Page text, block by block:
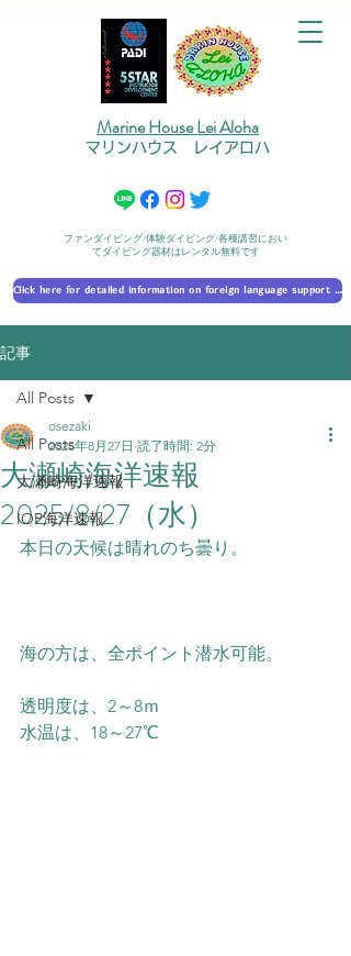
Marine House Lei Aloha
マリンハウス レイアロハ
ファンダイビング/体験ダイビング/各種講習におい
てダイビング器材はレンタル無料です
Click here for detailed information on foreign language support 外国語対応の詳細に​ついて
記事
All Posts
大瀬崎海洋速報
IOP海洋速報
All Posts
大瀬崎海洋速報
2025/8/27（水）
osezaki
2025年8月27日 読了時間: 2分
本日の天候は晴れのち曇り。
海の方は、全ポイント潜水可能。
透明度は、2～8ｍ
水温は、18～27℃